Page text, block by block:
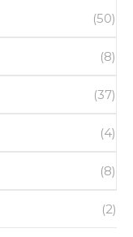
(50)
(8)
(37)
(4)
(8)
(2)